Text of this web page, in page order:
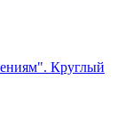
Круглый